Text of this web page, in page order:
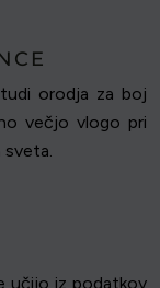
orodja za boj
večjo vlogo pri
sveta.
učijo iz podatkov